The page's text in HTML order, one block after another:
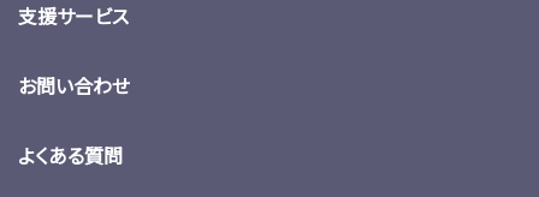
支援サービス
お問い合わせ
よくある質問